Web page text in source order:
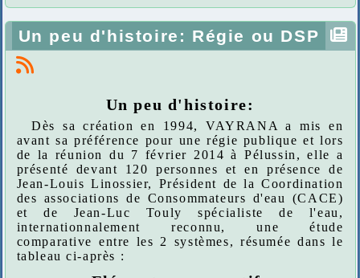
Un peu d'histoire: Régie ou DSP
Un peu d'histoire:
Dès sa création en 1994, VAYRANA a mis en
avant sa préférence pour une régie publique et lors
de la réunion du 7 février 2014 à Pélussin, elle a
présenté devant 120 personnes et en présence de
Jean-Louis Linossier, Président de la Coordination
des associations de Consommateurs d'eau (CACE)
et de Jean-Luc Touly spécialiste de l'eau,
internationnalement reconnu, une étude
comparative entre les 2 systèmes, résumée dans le
tableau ci-après :